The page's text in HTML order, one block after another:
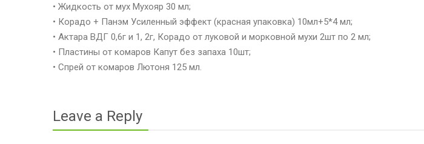
• Жидкость от мух Мухояр 30 мл;
• Корадо + Панэм Усиленный эффект (красная упаковка) 10мл+5*4 мл;
• Актара ВДГ 0,6г и 1, 2г, Корадо от луковой и морковной мухи 2шт по 2 мл;
• Пластины от комаров Капут без запаха 10шт;
• Спрей от комаров Лютоня 125 мл.
Leave a Reply